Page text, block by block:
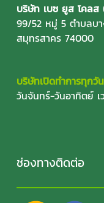
บริษัท เบซ ยูส โคลส
99/52 หมู่ 5 ตำบลบ
สมุทรสาคร 74000
บริษัทเปิดทำการทุกวัน
วันจันทร์-วันอาทิตย์ เ
ช่องทางติดต่อ